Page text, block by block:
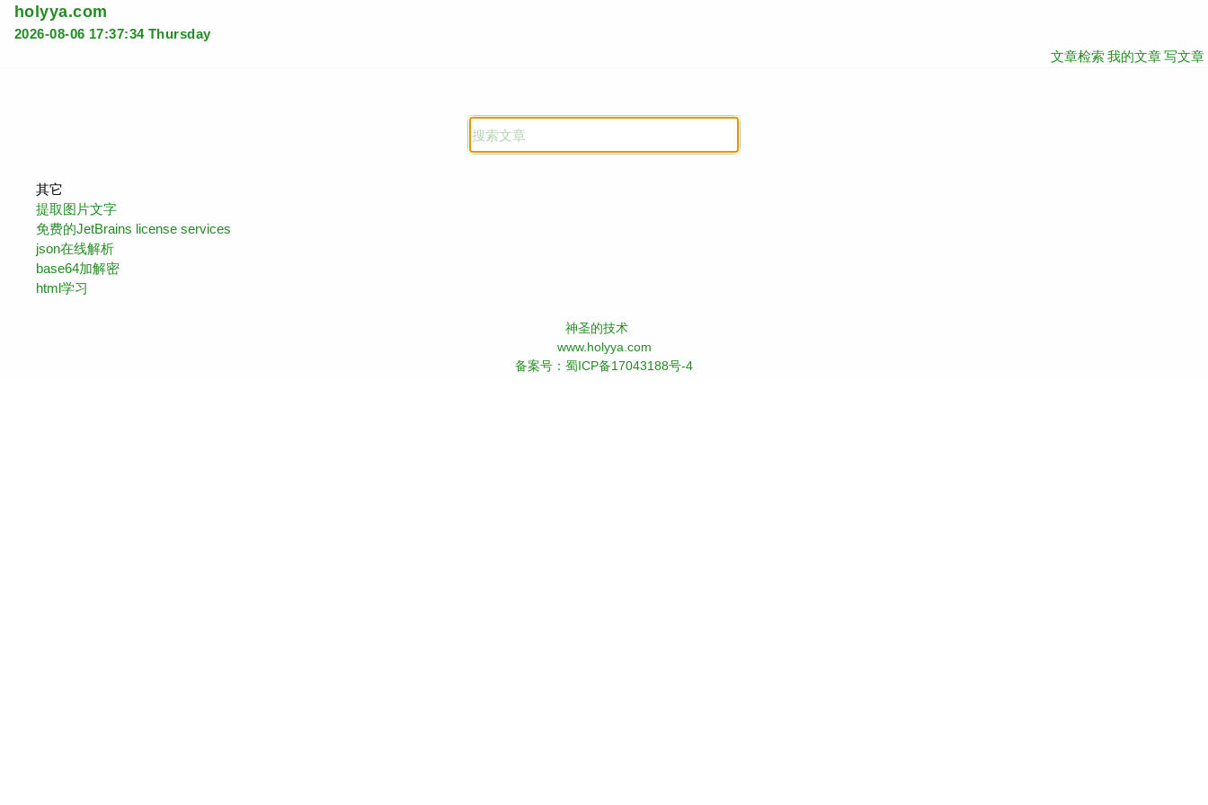
holyya.com
2026-08-06 17:37:34 Thursday
文章检索 我的文章 写文章
其它
提取图片文字
免费的JetBrains license services
json在线解析
base64加解密
html学习
神圣的技术
www.holyya.com
备案号： 蜀ICP备17043188号-4